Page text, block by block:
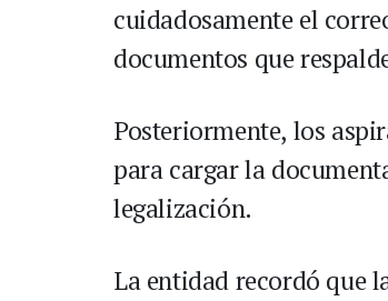
cuidadosamente el
documentos que
Posteriormente, los
para cargar la
legalización.
La entidad recordó que